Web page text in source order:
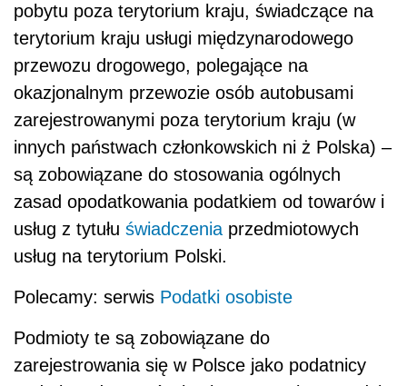
pobytu poza terytorium kraju, świadczące na
terytorium kraju usługi międzynarodowego
przewozu drogowego, polegające na
okazjonalnym przewozie osób autobusami
zarejestrowanymi poza terytorium kraju (w
innych państwach członkowskich ni ż Polska) –
są zobowiązane do stosowania ogólnych
zasad opodatkowania podatkiem od towarów i
usług z tytułu świadczenia przedmiotowych
usług na terytorium Polski.
Polecamy: serwis Podatki osobiste
Podmioty te są zobowiązane do
zarejestrowania się w Polsce jako podatnicy